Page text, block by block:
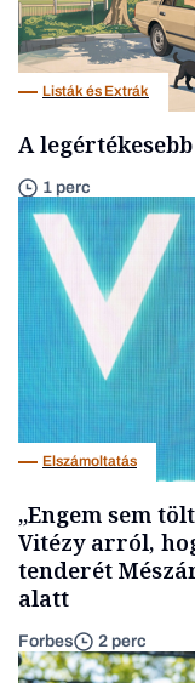
Listák és Extrák
A
1 perc
Elszámoltatás
„Engem sem
Vitézy arról,
tenderét
alatt
Forbes 2 perc